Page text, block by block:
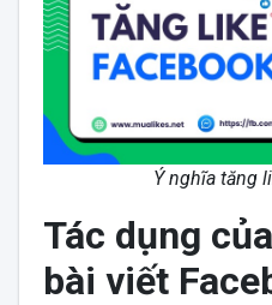
Ý nghĩa tăng
Tác dụng
bài viết